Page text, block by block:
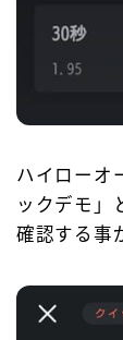
ハイローオ
ックデモ」
確認する事